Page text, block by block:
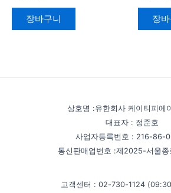
장바구니 장
상호명 :유한회사 케이티피에
대표자 : 정준호
사업자등록번호 : 216-86-
통신판매업번호 :제2025-서울
고객센터 : 02-730-1124